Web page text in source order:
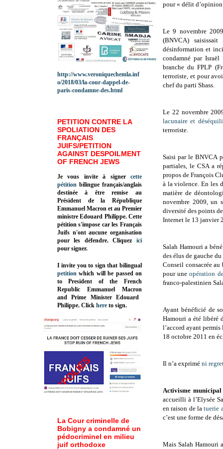
pour « délit d’opinion
Le 9 novembre
(BNVCA)
désinformation et
condamné par
branche du FPLP
terroriste, et pour
chef du parti Shass.
Le 22 novembre
lacunaire et
terroriste.
Saisi par le BNVCA
partiales, le CSA a
propos de François
à la violence. En les
matière de
novembre 2009, un
diversité des points
Internet le 13 janvier
Salah Hamouri a
des élus de gauche du
Conseil consacrée
pour uneopération
franco-palestinien
Ayant bénéficié de
Hamouri a été libéré
l’accord ayant
18 octobre 2011 en
Il n’a exprimé ni
Activisme municipal
accueilli à l’Elysée
en raison de latuerie
c’est une forme de
Mais Salah Hamouri
http://www.veroniquechemla.inf
o/2018/03/la-cour-dappel-de-
paris-condamne-des.html
PETITION CONTRE LA
SPOLIATION DES
FRANÇAIS
JUIFS/PETITION
AGAINST DESPOILMENT
OF FRENCH JEWS
Je vous invite à signer cette
pétition bilingue français/anglais
destinée à être remise au
Président de la République
Emmanuel Macron et au Premier
ministre Edouard Philippe. Cette
pétition s'impose car les Français
Juifs n'ont aucune organisation
pour les défendre. Cliquez
ici
pour signer.
I invite you to sign that bilingual
petition which will be passed on
to President of the French
Republic Emmanuel Macron
and Prime MinisterEdouard
Philippe. Click here to sign.
La Cour criminelle de
Bobigny a condamné un
pédocriminel en milieu
juif orthodoxe